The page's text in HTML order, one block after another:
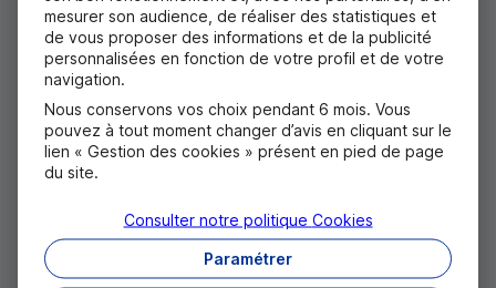
Paiement refusé, carte bancaire bloquée,
que faire ?
Comptes
3minutesmin
plafonds, oubli du code secret, mise en opposition :
plusieurs situations peuvent bloquer votre carte.
mesurer son audience, de réaliser des statistiques et
de vous proposer des informations et de la publicité
personnalisées en fonction de votre profil et de votre
navigation.
Nous conservons vos choix pendant 6 mois. Vous
pouvez à tout moment changer d’avis en cliquant sur le
lien « Gestion des cookies » présent en pied de page
du site.
Paramétrer
Consulter notre politique Cookies